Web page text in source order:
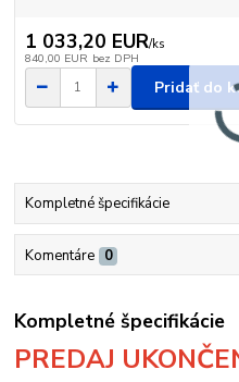
1 033,20 EUR/ks
840,00 EUR bez DPH
Pridať do
Kompletné špecifikácie
Komentáre 0
Kompletné špecifikácie
PREDAJ